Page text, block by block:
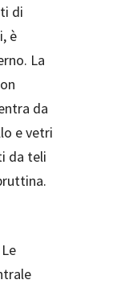
di
è
La
da
e vetri
da teli